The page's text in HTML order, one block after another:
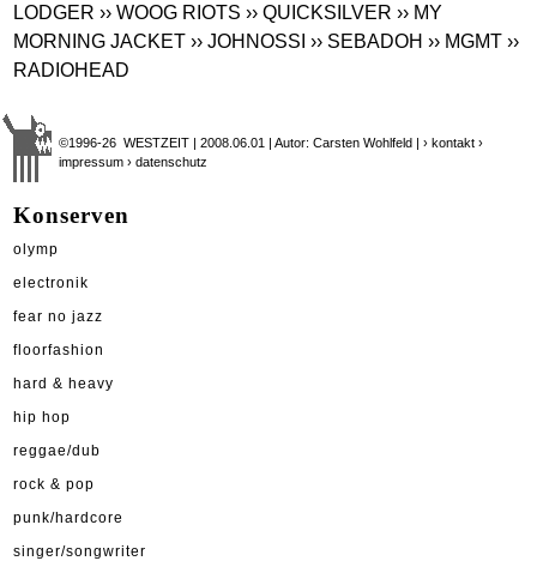
LODGER ›› WOOG RIOTS ›› QUICKSILVER ›› MY
MORNING JACKET ›› JOHNOSSI ›› SEBADOH ›› MGMT ››
RADIOHEAD
©1996-26 WESTZEIT | 2008.06.01 | Autor: Carsten Wohlfeld |› kontakt ›
impressum › datenschutz
Konserven
olymp
electronik
fear no jazz
floorfashion
hard & heavy
hip hop
reggae/dub
rock & pop
punk/hardcore
singer/songwriter